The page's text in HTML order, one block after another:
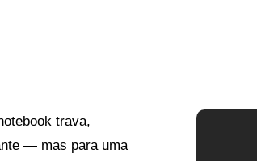
trava,
— mas para uma